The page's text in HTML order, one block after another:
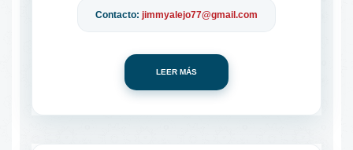
Contacto: jimmyalejo77@gmail.com
LEER MÁS